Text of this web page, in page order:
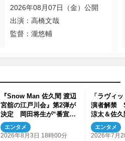
2026年08月07日（金）公開
出演：高橋文哉
監督：瀧悠輔
『Snow Man 佐久間 渡辺
宮舘の江戸川会』第2弾が
決定 岡田将生が“番宣な
し”で再登場
エンタメ
2026年8月3日 18時00分
「ラヴィ
演者解禁
涼太＆佐
エンタメ
2026年7月